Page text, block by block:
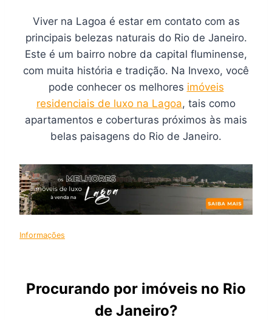
Viver na Lagoa é estar em contato com as
principais belezas naturais do Rio de Janeiro.
Este é um bairro nobre da capital fluminense,
com muita história e tradição. Na Invexo, você
pode conhecer os melhores imóveis
residenciais de luxo na Lagoa, tais como
apartamentos e coberturas próximos às mais
belas paisagens do Rio de Janeiro.
Informações
Procurando por imóveis no Rio
de Janeiro?